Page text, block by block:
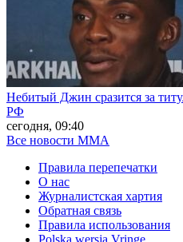
Небитый Джин сразится за
РФ
сегодня, 09:40
Все новости MMA
Правила перепечатки
О нас
Журналистская хартия
Обратная связь
Правила использования
Polska wersja Vringe